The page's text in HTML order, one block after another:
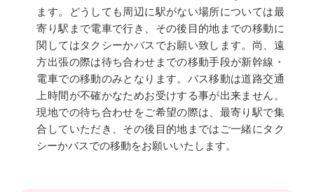
ます。どうしても周辺に駅がない場所については最
寄り駅まで電車で行き、その後目的地までの移動に
関してはタクシーかバスでお願い致します。尚、遠
方出張の際は待ち合わせまでの移動手段が新幹線・
電車での移動のみとなります。バス移動は道路交通
上時間が不確かなためお受けする事が出来ません。
現地での待ち合わせをご希望の際は、最寄り駅で集
合していただき、その後目的地まではご一緒にタク
シーかバスでの移動をお願いいたします。